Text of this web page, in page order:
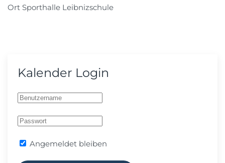
Ort Sporthalle Leibnizschule
Kalender Login
Angemeldet bleiben